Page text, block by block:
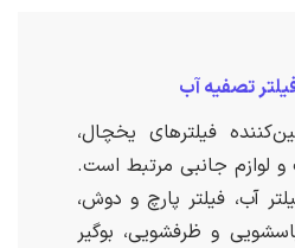
تصفیه آب
فیلترهای یخچال،
لوازم جانبی مرتبط است.
آب، فیلتر پارچ و دوش،
و ظرفشویی، بوگیر